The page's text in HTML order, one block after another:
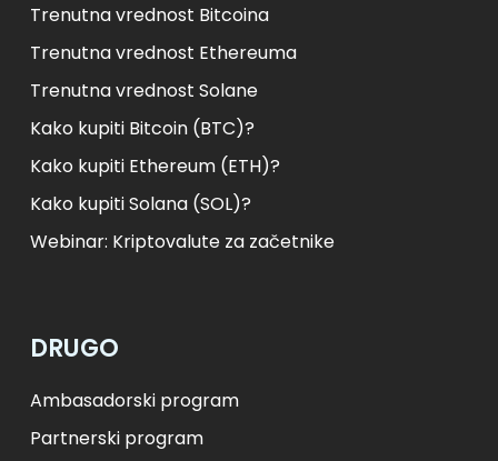
Trenutna vrednost Bitcoina
Trenutna vrednost Ethereuma
Trenutna vrednost Solane
Kako kupiti Bitcoin (BTC)?
Kako kupiti Ethereum (ETH)?
Kako kupiti Solana (SOL)?
Webinar: Kriptovalute za začetnike
DRUGO
Ambasadorski program
Partnerski program